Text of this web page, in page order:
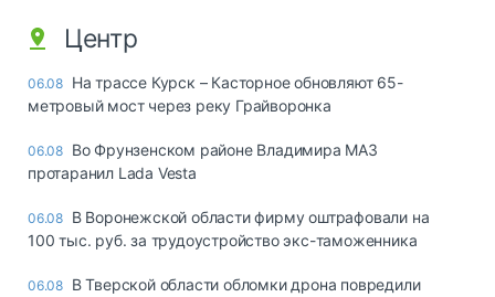
Центр
06.08 На трассе Курск – Касторное обновляют 65-
метровый мост через реку Грайворонка
06.08 Во Фрунзенском районе Владимира МАЗ
протаранил Lada Vesta
06.08 В Воронежской области фирму оштрафовали на
100 тыс. руб. за трудоустройство экс-таможенника
06.08 В Тверской области обломки дрона повредили